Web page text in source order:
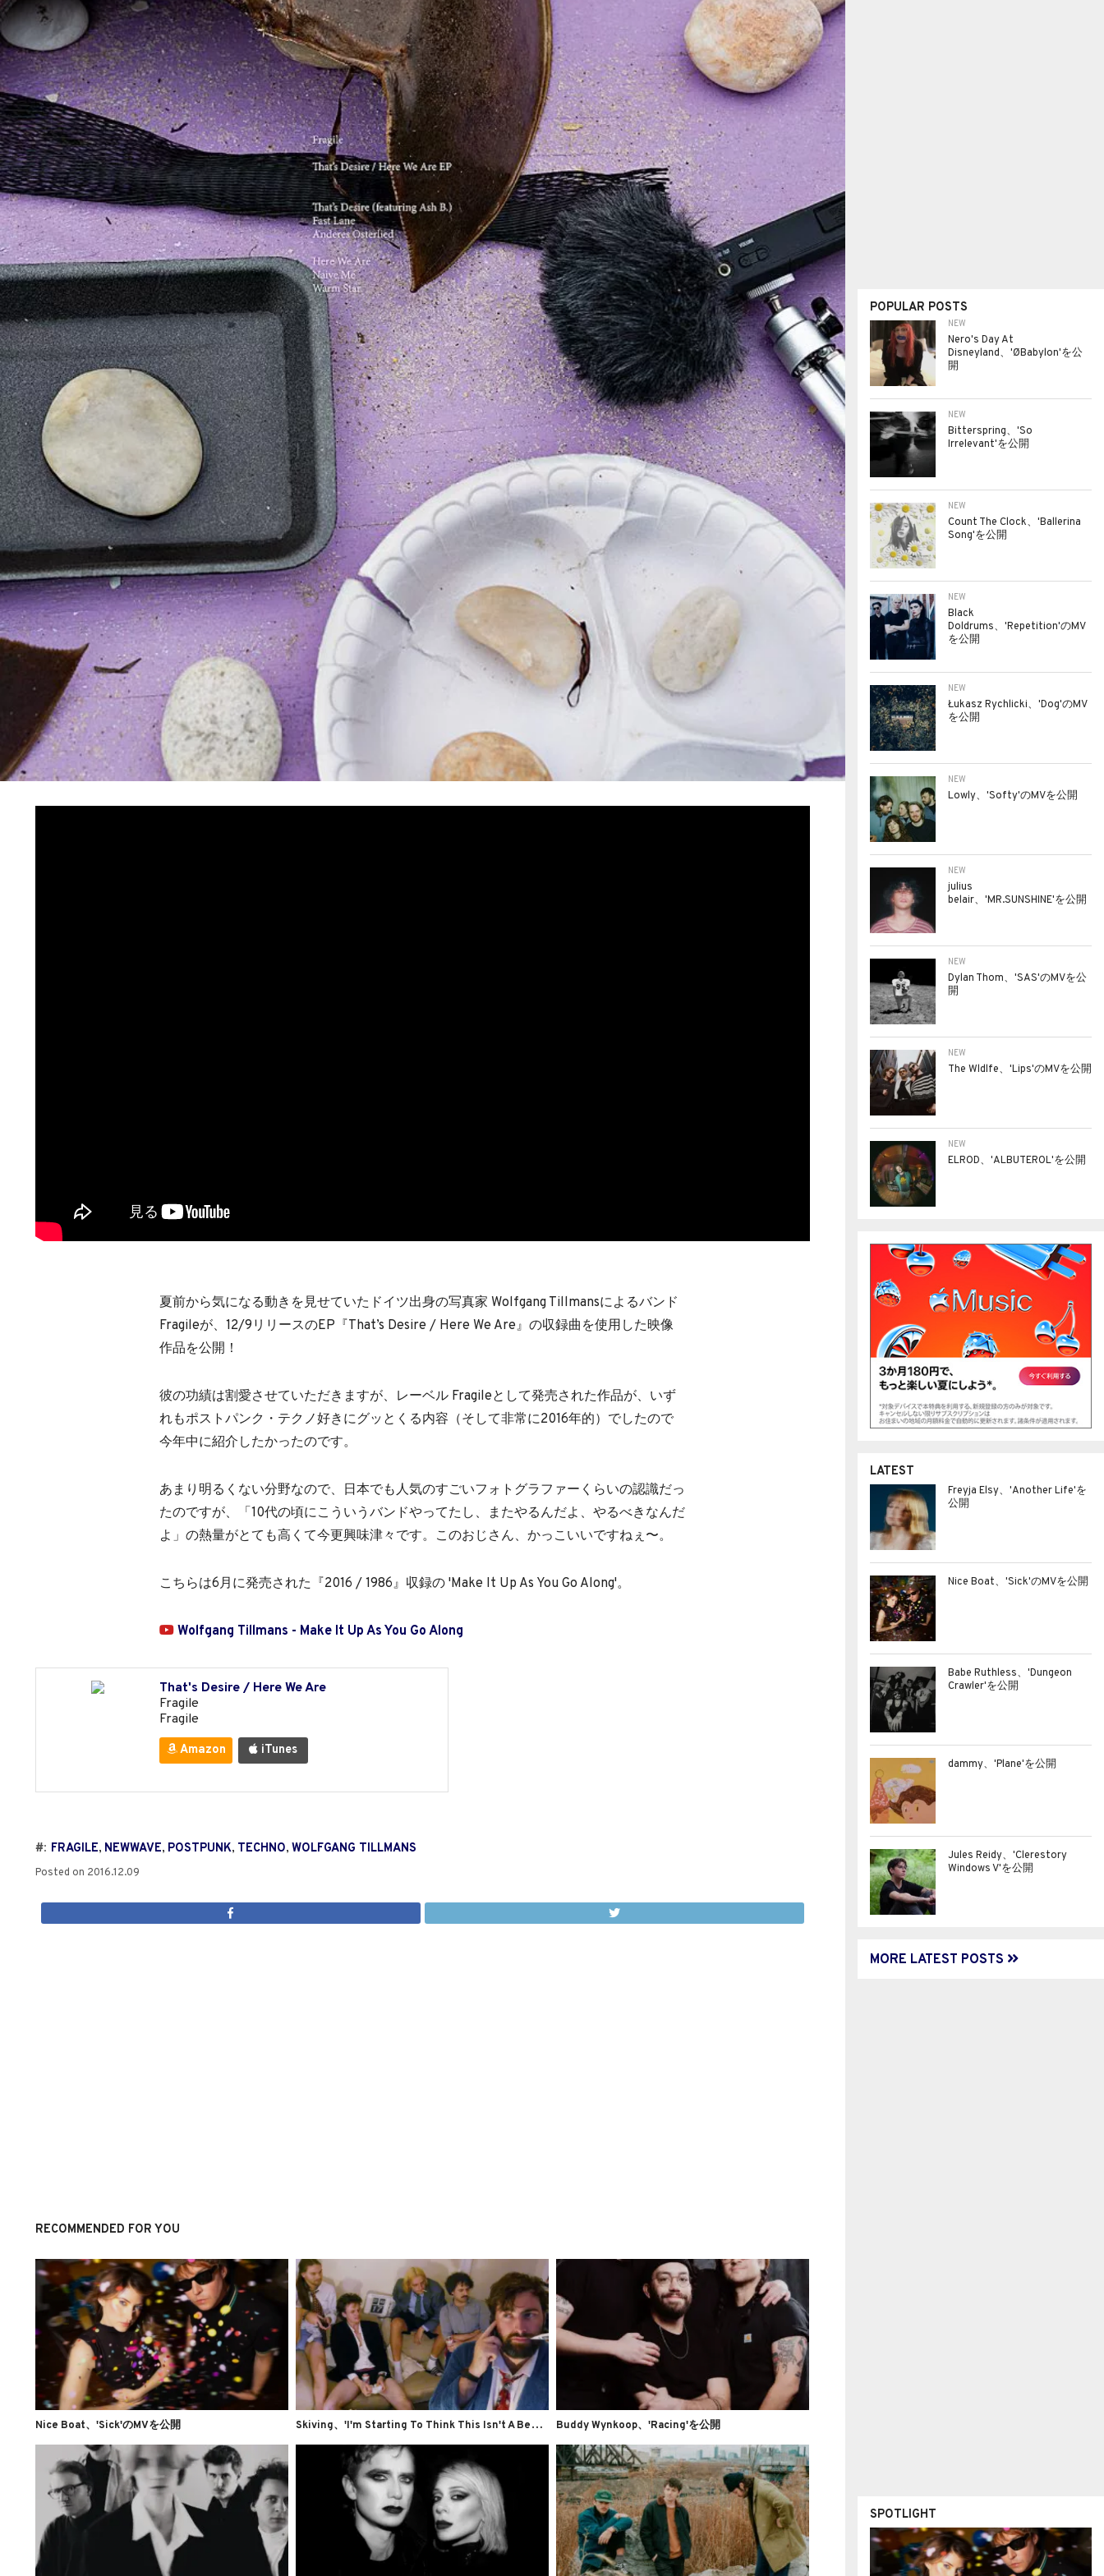
夏前から気になる動きを見せていたドイツ出身の写真家 Wolfgang Tillmansによるバンド
Fragileが、12/9リリースのEP『That’s Desire / Here We Are』の収録曲を使用した映像
作品を公開！
彼の功績は割愛させていただきますが、レーベル Fragileとして発売された作品が、いず
れもポストパンク・テクノ好きにグッとくる内容（そして非常に2016年的）でしたので
今年中に紹介したかったのです。
あまり明るくない分野なので、日本でも人気のすごいフォトグラファーくらいの認識だっ
たのですが、「10代の頃にこういうバンドやってたし、またやるんだよ、やるべきなんだ
よ」の熱量がとても高くて今更興味津々です。このおじさん、かっこいいですねぇ〜。
こちらは6月に発売された『2016 / 1986』収録の 'Make It Up As You Go Along'。
Wolfgang Tillmans - Make It Up As You Go Along
That's Desire / Here We Are
Fragile
Fragile
Amazon iTunes
#: FRAGILE, NEWWAVE, POSTPUNK, TECHNO, WOLFGANG TILLMANS
Posted on 2016.12.09
RECOMMENDED FOR YOU
Nice Boat、'Sick'のMVを公開 S
kiving、'I'm Starting To Think This Isn't A Benjamin Button Situation'を公開 Buddy Wynkoop、'Racing'を公開
POPULAR POSTS
NEW
Nero's Day At
Disneyland、'ØBabylon'を公
開
NEW
Bitterspring、'So
Irrelevant'を公開
NEW
Count The Clock、'Ballerina
Song'を公開
NEW
Black
Doldrums、'Repetition'のMV
を公開
NEW
Łukasz Rychlicki、'Dog'のMV
を公開
NEW
Lowly、'Softy'のMVを公開
NEW
julius
belair、'MR.SUNSHINE'を公開
NEW
Dylan Thom、'SAS'のMVを公
開
NEW
The Wldlfe、'Lips'のMVを公開
NEW
ELROD、'ALBUTEROL'を公開
LATEST
Freyja Elsy、'Another Life'を
公開
Nice Boat、'Sick'のMVを公開
Babe Ruthless、'Dungeon
Crawler'を公開
dammy、'Plane'を公開
Jules Reidy、'Clerestory
Windows V'を公開
MORE LATEST POSTS
SPOTLIGHT